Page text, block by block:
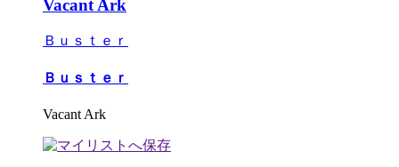
Vacant Ark
Ｂｕｓｔｅｒ
Ｂｕｓｔｅｒ
Vacant Ark